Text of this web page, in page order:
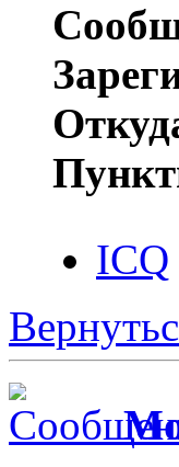
ICQ